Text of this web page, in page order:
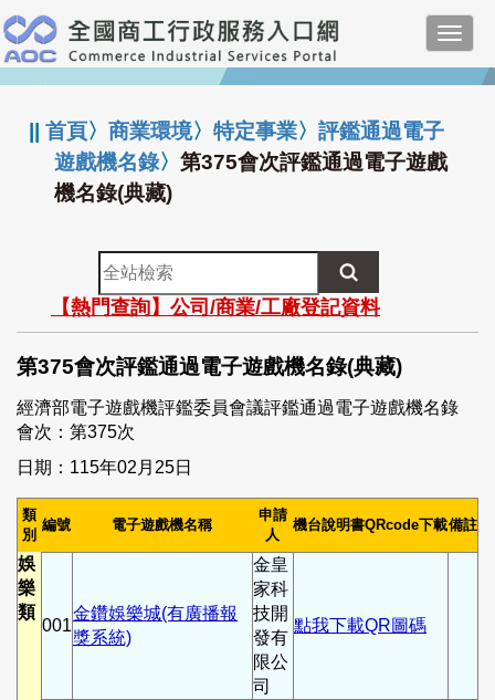
跳
到
主
要
:::
||首頁〉商業環境〉特定事業〉評鑑通過電子
遊戲機名錄〉第375會次評鑑通過電子遊戲
機名錄(典藏)
全
站
檢
索
【熱門查詢】公司/商業/工廠登記資料
第375會次評鑑通過電子遊戲機名錄(典藏)
經濟部電子遊戲機評鑑委員會議評鑑通過電子遊戲機名錄
會次：第375次
日期：115年02月25日
類
別
編號 電子遊戲機名稱
申請
人
機台說明書QRcode下載備註
娛
樂
類
001
金鑽娛樂城(有廣播報
獎系統)
金皇
家科
技開
發有
限公
司
點我下載QR圖碼